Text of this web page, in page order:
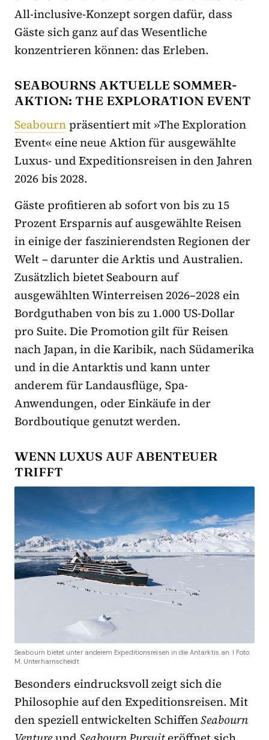
All-inclusive-Konzept sorgen dafür, dass
Gäste sich ganz auf das Wesentliche
konzentrieren können: das Erleben.
SEABOURNS AKTUELLE SOMMER-
AKTION: THE EXPLORATION EVENT
Seabournpräsentiert mit »The Exploration
Event« eine neue Aktion für ausgewählte
Luxus- und Expeditionsreisen in den Jahren
2026 bis 2028.
Gäste profitieren ab sofort von bis zu 15
Prozent Ersparnis auf ausgewählte Reisen
in einige der faszinierendsten Regionen der
Welt – darunter die Arktis und Australien.
Zusätzlich bietet Seabourn auf
ausgewählten Winterreisen 2026–2028 ein
Bordguthaben von bis zu 1.000 US-Dollar
pro Suite. Die Promotion gilt für Reisen
nach Japan, in die Karibik, nach Südamerika
und in die Antarktis und kann unter
anderem für Landausflüge, Spa-
Anwendungen, oder Einkäufe in der
Bordboutique genutzt werden.
WENN LUXUS AUF ABENTEUER
TRIFFT
Seabourn bietet unter anderem Expeditionsreisen in die Antarktis an. I Foto:
M. Unterharnscheidt
Besonders eindrucksvoll zeigt sich die
Philosophie auf den Expeditionsreisen. Mit
den speziell entwickelten SchiffenSeabourn